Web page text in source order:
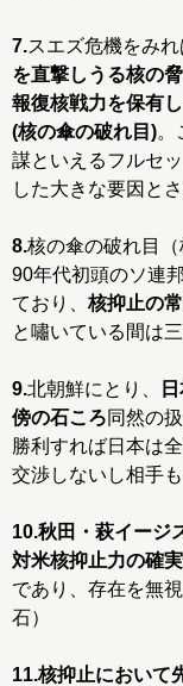
7.スエズ危機をみれ
を直撃しうる核の
報復核戦力を保有
(核の傘の破れ目)。
謀といえるフルセ
した大きな要因と
8.核の傘の破れ目
90年代初頭のソ連
ており、 核抑止の
と嘯いている間は三
9.北朝鮮にとり、
傍の石ころ同然の
勝利すれば日本は
交渉しないし相手
10.秋田・萩イージ
対米核抑止力の確
であり、存在を無
石）
11.核抑止において